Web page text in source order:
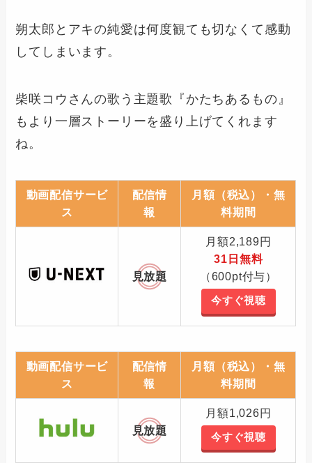
朔太郎とアキの純愛は何度観ても切なくて感動
してしまいます。
柴咲コウさんの歌う主題歌『かたちあるもの』
もより一層ストーリーを盛り上げてくれます
ね。
動画配信サービ
ス
配信情
報
月額（税込）・無
料期間
見放題
月額2,189円
31日無料
（600pt付与）
今すぐ視聴
動画配信サービ
ス
配信情
報
月額（税込）・無
料期間
見放題
月額1,026円
今すぐ視聴